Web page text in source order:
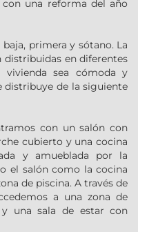
una reforma del año
primera y sótano. La
distribuidas en diferentes
sea cómoda y
distribuye de la siguiente
con un salón con
cubierto y una cocina
y amueblada por la
el salón como la cocina
de piscina. A través de
a una zona de
y una sala de estar con